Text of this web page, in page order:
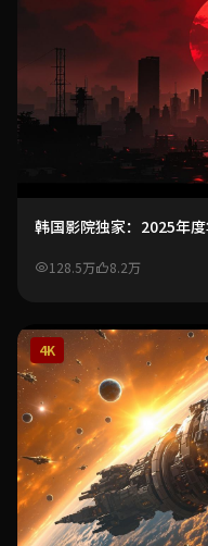
韩国影院独家：2025年
128.5万 8.2万
4K